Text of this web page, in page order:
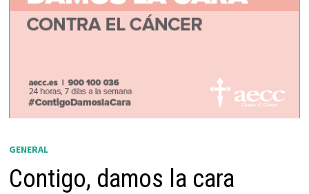
GENERAL
Contigo, damos la cara